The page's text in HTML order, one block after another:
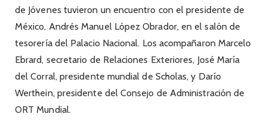
de Jóvenes tuvieron un encuentro con el presidente de
México, Andrés Manuel López Obrador, en el salón de
tesorería del Palacio Nacional. Los acompañaron Marcelo
Ebrard, secretario de Relaciones Exteriores, José María
del Corral, presidente mundial de Scholas, y Darío
Werthein, presidente del Consejo de Administración de
ORT Mundial.